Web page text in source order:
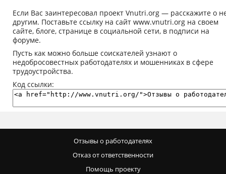
Если Вас заинтересовал проект Vnutri.org — расскажите о
другим. Поставьте ссылку на сайт www.vnutri.org на своем
сайте, блоге, странице в социальной сети, в подписи на
форуме.
Пусть как можно больше соискателей узнают о
недобросовестных работодателях и мошенниках в сфере
трудоустройства.
Код ссылки:
Отзывы о работодателях
Отказ от ответственности
Помощь проекту